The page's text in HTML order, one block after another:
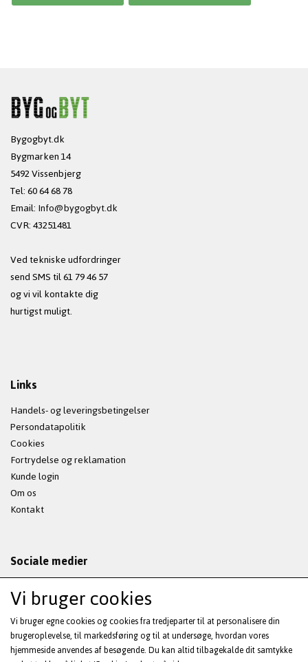
Bygogbyt.dk
Bygmarken 14
5492 Vissenbjerg
Tel: 60 64 68 78
Email:Info@bygogbyt.dk
CVR: 43251481
Ved tekniske udfordringer
send SMS til 61 79 46 57
og vi vil kontakte dig
hurtigst muligt.
Links
Handels- og leveringsbetingelser
Persondatapolitik
Cookies
Fortrydelse og reklamation
Kunde login
Om os
Kontakt
Sociale medier
Modtag vores nyhedsbrev via e-mail
Vi bruger cookies
Vi bruger egne cookies og cookies fra tredjeparter til at personalisere din
brugeroplevelse, til markedsføring og til at undersøge, hvordan vores
hjemmeside anvendes af besøgende. Du kan altid tilbagekalde dit samtykke